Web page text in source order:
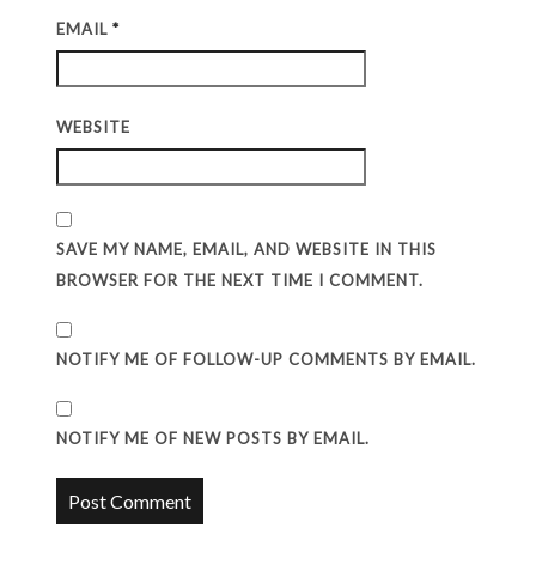
EMAIL*
WEBSITE
SAVE MY NAME, EMAIL, AND WEBSITE IN THIS
BROWSER FOR THE NEXT TIME I COMMENT.
NOTIFY ME OF FOLLOW-UP COMMENTS BY EMAIL.
NOTIFY ME OF NEW POSTS BY EMAIL.